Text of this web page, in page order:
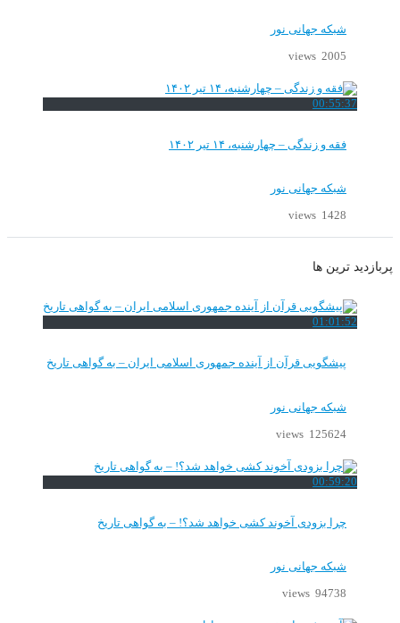
شبکه جهانی نور
2005 views
00:55:37
فقه و زندگی – چهارشنبه، ۱۴ تیر ۱۴۰۲
شبکه جهانی نور
1428 views
پربازدید ترین ها
01:01:52
پیشگویی قرآن از آینده جمهوری اسلامی ایران – به گواهی تاریخ
شبکه جهانی نور
125624 views
00:59:20
چرا بزودی آخوند کشی خواهد شد؟! – به گواهی تاریخ
شبکه جهانی نور
94738 views